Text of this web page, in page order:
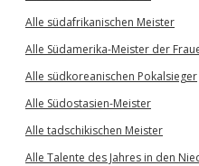
Alle südafrikanischen Meister
Alle Südamerika-Meister der
Alle südkoreanischen Pokalsieger
Alle Südostasien-Meister
Alle tadschikischen Meister
Alle Talente des Jahres in den